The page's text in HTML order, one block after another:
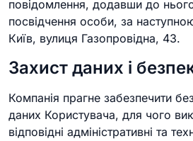
повідомлення, додавши до
посвідчення особи, за
Київ, вулиця Газопровідна, 43.
Захист даних і
Компанія прагне забезпечити
даних Користувача, для чого
відповідні адміністративні та